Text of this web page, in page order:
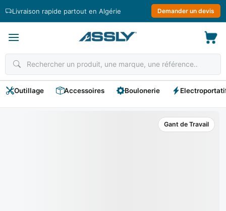
Livraison rapide partout en Algérie Demander un devis
Outillage Accessoires Boulonerie
Gant de Travail